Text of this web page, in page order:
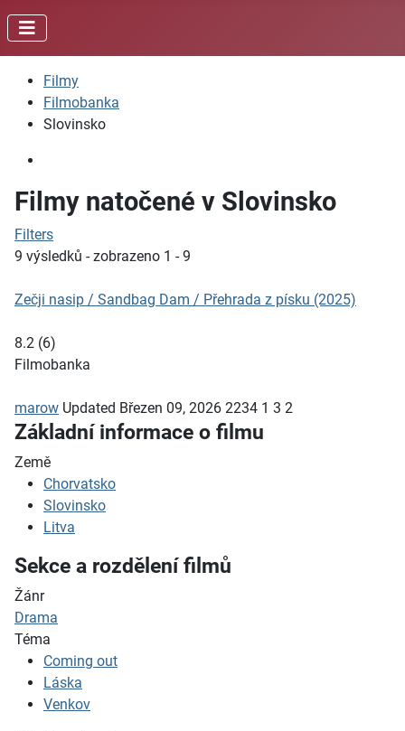
Filmy
Filmobanka
Slovinsko
Filmy natočené v Slovinsko
Filters
9 výsledků - zobrazeno 1 - 9
Zečji nasip / Sandbag Dam / Přehrada z písku (2025)
8.2 (6)
Filmobanka
marow Updated Březen 09, 2026 2234 1 3 2
Základní informace o filmu
Země
Chorvatsko
Slovinsko
Litva
Sekce a rozdělení filmů
Žánr
Drama
Téma
Coming out
Láska
Venkov